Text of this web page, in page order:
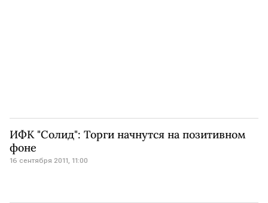
ИФК "Солид": Торги начнутся на позитивном
фоне
16 сентября 2011, 11:00